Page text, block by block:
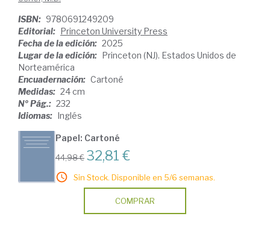
ISBN: 9780691249209
Editorial: Princeton University Press
Fecha de la edición: 2025
Lugar de la edición: Princeton (NJ). Estados Unidos de
Norteamérica
Encuadernación: Cartoné
Medidas: 24 cm
Nº Pág.: 232
Idiomas: Inglés
Papel: Cartoné
44,98 € 32,81 €
Sin Stock. Disponible en 5/6 semanas.
COMPRAR